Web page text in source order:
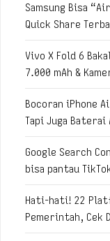
Samsung Bisa
Quick Share
Vivo X Fold 6
7.000 mAh &
Bocoran iPhone
Tapi Juga Baterai
Google Search
bisa pantau
Hati-hati! 22
Pemerintah, Cek